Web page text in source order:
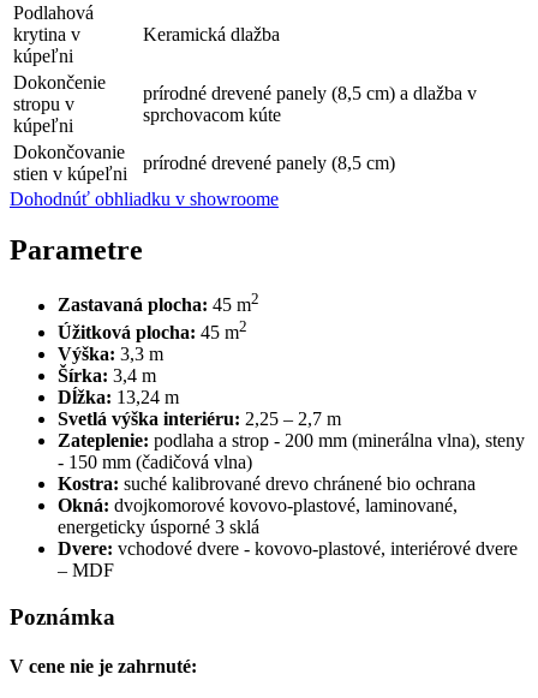
Podlahová
krytina v
kúpeľni
Keramická dlažba
Dokončenie
stropu v
kúpeľni
prírodné drevené panely (8,5 cm) a dlažba v
sprchovacom kúte
Dokončovanie
stien v kúpeľni
prírodné drevené panely (8,5 cm)
Dohodnúť obhliadku v showroome
Parametre
Zastavaná plocha: 45 m2
Úžitková plocha: 45 m2
Výška: 3,3 m
Šírka: 3,4 m
Dĺžka: 13,24 m
Svetlá výška interiéru: 2,25 – 2,7 m
Zateplenie: podlaha a strop - 200 mm (minerálna vlna), steny
- 150 mm (čadičová vlna)
Kostra: suché kalibrované drevo chránené bio ochrana
Okná: dvojkomorové kovovo-plastové, laminované,
energeticky úsporné 3 sklá
Dvere: vchodové dvere - kovovo-plastové, interiérové dvere
– MDF
Poznámka
V cene nie je zahrnuté: